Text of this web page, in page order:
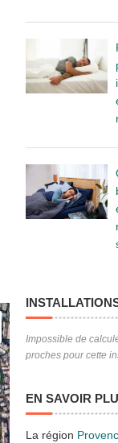
Impossible de
proches pour cette
EN SAVOIR
La région